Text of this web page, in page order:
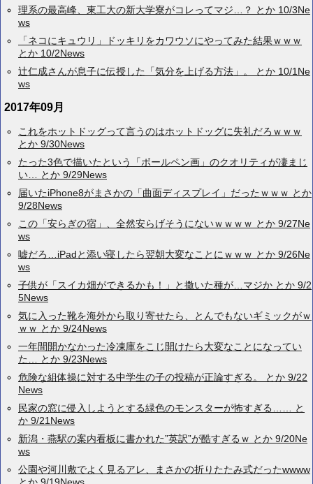
理系の最高峰、東工大の新大学寮がコレってマジ…？ とか 10/3Ne
ws
「ネコにキュウリ」ドッキリをカワウソにやってみた結果ｗｗｗ
とか 10/2News
辻仁成さんが息子に伝授した「気分を上げる方法」。 とか 10/1Ne
ws
2017年09月
これをホットドッグって言うのはホットドッグに失礼だろｗｗｗ
とか 9/30News
たった3色で描いたという「ボールペン画」のクオリティが凄まじ
い… とか 9/29News
届いたiPhone8がまさかの「曲面ディスプレイ」だったｗｗｗ とか
9/28News
この「安らぎの宿」、全然安らげそうにないｗｗｗｗ とか 9/27Ne
ws
嘘だろ…iPadと添い寝したら翌朝大変なことにｗｗｗ とか 9/26Ne
ws
子供が「スイカ畑ができるかも！」と撒いた種が…マジか とか 9/2
5News
気に入った靴を海外から取り寄せたら、とんでもないギミックがｗ
ｗｗ とか 9/24News
一年間開かなかった冷凍庫をこじ開けたら大変なことになってい
た… とか 9/23News
危険な組体操に対する中学生の子の投稿が正論すぎる。 とか 9/22
News
民家の窓に侵入しようとする緑色のモンスターが怖すぎる…… と
か 9/21News
新潟・燕駅の案内看板に書かれた”英訳”が酷すぎるｗ とか 9/20Ne
ws
公園や河川敷でよく見るアレ、まさかの折りたたみ式だったwwww